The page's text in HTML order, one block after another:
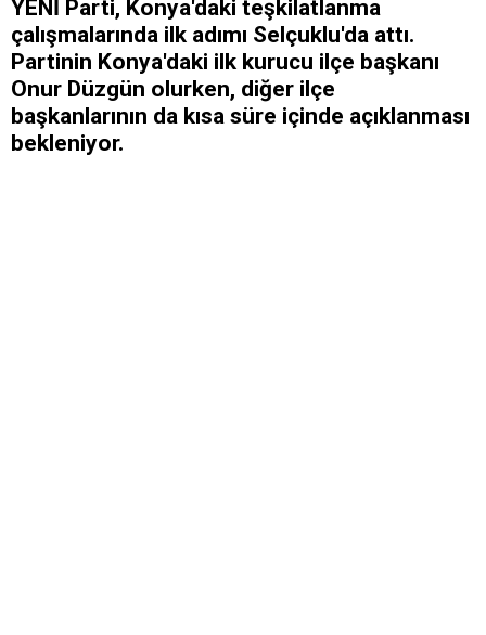
YENİ Parti, Konya'daki teşkilatlanma
çalışmalarında ilk adımı Selçuklu'da attı.
Partinin Konya'daki ilk kurucu ilçe başkanı
Onur Düzgün olurken, diğer ilçe
başkanlarının da kısa süre içinde açıklanması
bekleniyor.